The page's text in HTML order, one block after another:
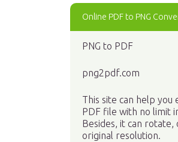
Online PDF to PNG
PNG to PDF
png2pdf.com
This site can help you
PDF file with no limit
Besides, it can rotate,
original resolution.